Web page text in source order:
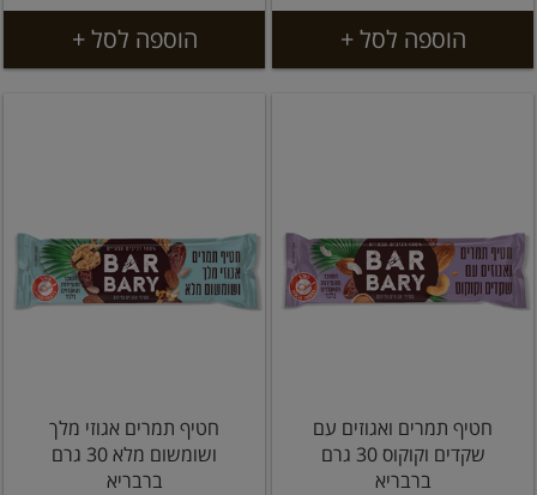
הוספה לסל + הוספה לסל +
חטיף תמרים ואגוזים עם
שקדים וקוקוס 30 גרם
ברבריא
חטיף תמרים אגוזי מלך
ושומשום מלא 30 גרם
ברבריא